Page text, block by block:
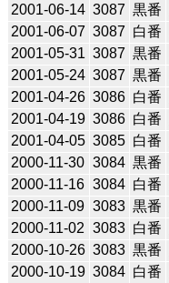
2001-06-14 3087 黒番
2001-06-07 3087 白番
2001-05-31 3087 黒番
2001-05-24 3087 黒番
2001-04-26 3086 白番
2001-04-19 3086 白番
2001-04-05 3085 白番
2000-11-30 3084 黒番
2000-11-16 3084 白番
2000-11-09 3083 黒番
2000-11-02 3083 白番
2000-10-26 3083 黒番
2000-10-19 3084 白番